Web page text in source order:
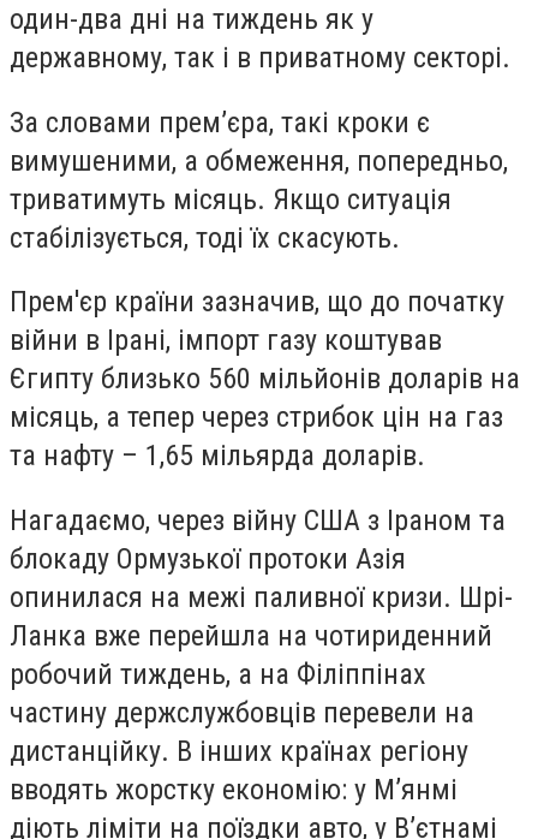
один-два дні на тиждень як у
державному, так і в приватному секторі.
За словами прем’єра, такі кроки є
вимушеними, а обмеження, попередньо,
триватимуть місяць. Якщо ситуація
стабілізується, тоді їх скасують.
Прем'єр країни зазначив, що до початку
війни в Ірані, імпорт газу коштував
Єгипту близько 560 мільйонів доларів на
місяць, а тепер через стрибок цін на газ
та нафту – 1,65 мільярда доларів.
Нагадаємо, через війну США з Іраном та
блокаду Ормузької протоки Азія
опинилася на межі паливної кризи. Шрі-
Ланка вже перейшла на чотириденний
робочий тиждень, а на Філіппінах
частину держслужбовців перевели на
дистанційку. В інших країнах регіону
вводять жорстку економію: у М’янмі
діють ліміти на поїздки авто, у В’єтнамі